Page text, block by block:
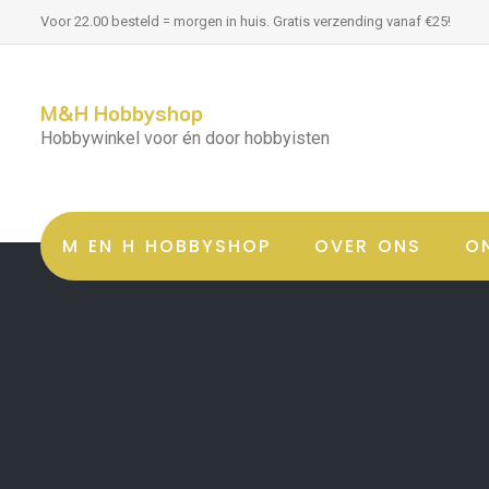
Voor 22.00 besteld = morgen in huis. Gratis verzending vanaf €25!
M&H Hobbyshop
Hobbywinkel voor én door hobbyisten
M EN H HOBBYSHOP OVER ONS